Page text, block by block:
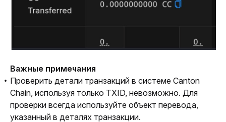
Важные примечания
Проверить детали транзакций в системе Canton
Chain, используя только TXID, невозможно. Для
проверки всегда используйте объект перевода,
указанный в деталях транзакции.